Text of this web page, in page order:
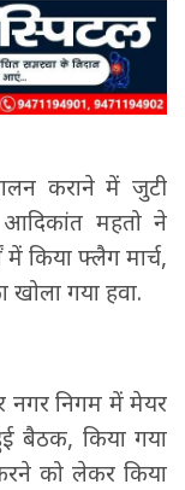
कराने में जुटी
आदिकांत महतो ने
किया फ्लैग मार्च,
खोला गया हवा.
नगर निगम में मेयर
बैठक, किया गया
को लेकर किया